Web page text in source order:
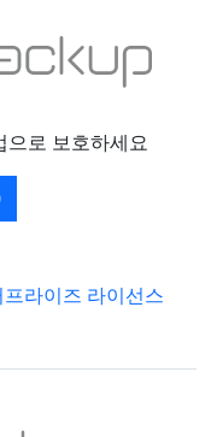
으로 보호하세요
프라이즈 라이선스